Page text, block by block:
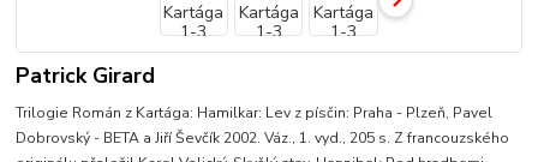
Patrick Girard
Trilogie Román z Kartága: Hamilkar: Lev z písčin: Praha - Plzeň, Pavel
Dobrovský - BETA a Jiří Ševčík 2002. Váz., 1. vyd., 205 s. Z francouzského